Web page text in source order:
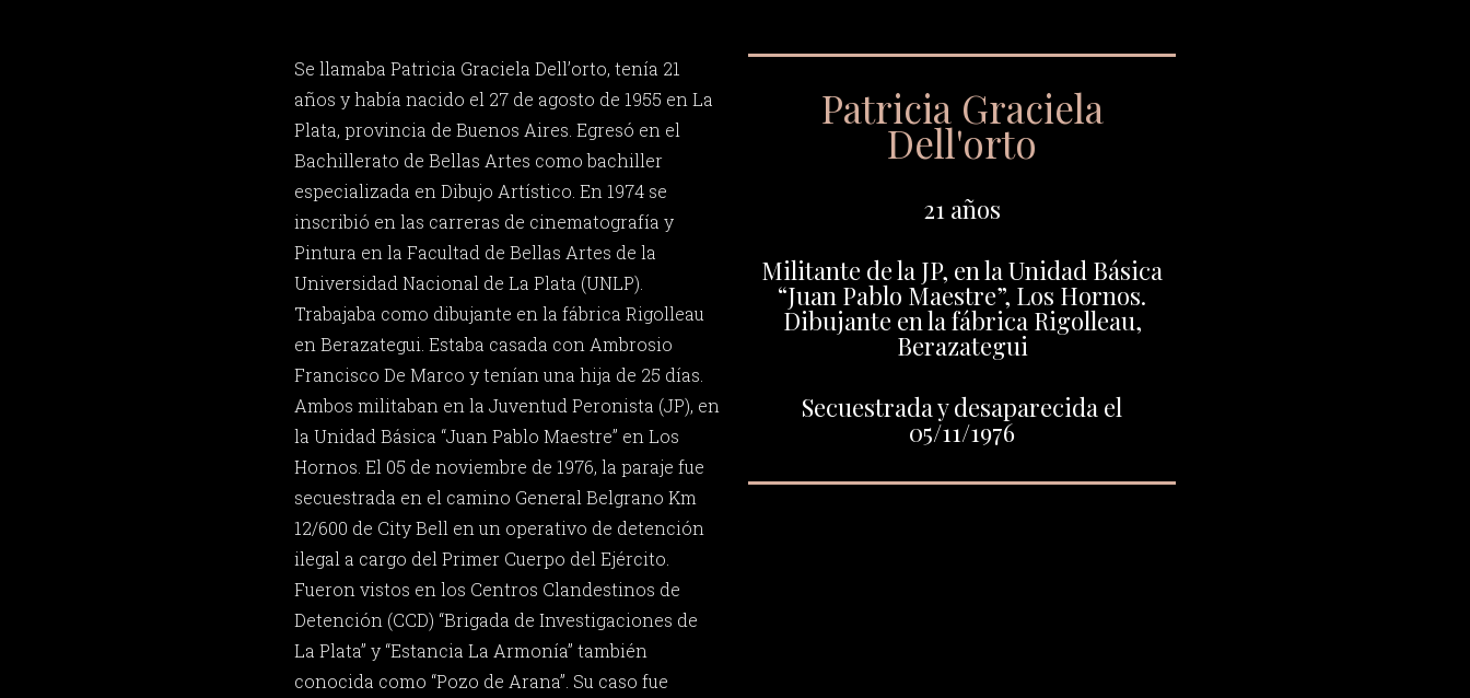
Se llamaba Patricia Graciela Dell’orto, tenía 21
años y había nacido el 27 de agosto de 1955 en La
Plata, provincia de Buenos Aires. Egresó en el
Bachillerato de Bellas Artes como bachiller
especializada en Dibujo Artístico. En 1974 se
inscribió en las carreras de cinematografía y
Pintura en la Facultad de Bellas Artes de la
Universidad Nacional de La Plata (UNLP).
Trabajaba como dibujante en la fábrica Rigolleau
en Berazategui. Estaba casada con Ambrosio
Francisco De Marco y tenían una hija de 25 días.
Ambos militaban en la Juventud Peronista (JP), en
la Unidad Básica “Juan Pablo Maestre” en Los
Hornos. El 05 de noviembre de 1976, la paraje fue
secuestrada en el camino General Belgrano Km
12/600 de City Bell en un operativo de detención
ilegal a cargo del Primer Cuerpo del Ejército.
Fueron vistos en los Centros Clandestinos de
Detención (CCD) “Brigada de Investigaciones de
La Plata” y “Estancia La Armonía” también
conocida como “Pozo de Arana”. Su caso fue
Patricia Graciela
Dell'orto
21 años
Militante de la JP, en la Unidad Básica
“Juan Pablo Maestre”, Los Hornos.
Dibujante en la fábrica Rigolleau,
Berazategui
Secuestrada y desaparecida el
05/11/1976